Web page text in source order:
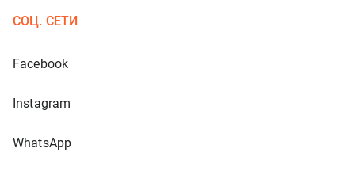
СОЦ. СЕТИ
Facebook
Instagram
WhatsApp